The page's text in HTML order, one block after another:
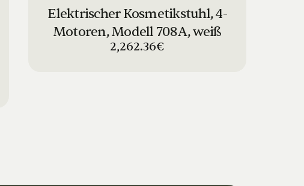
Elektrischer Kosmetikstuhl, 4-
Motoren, Modell 708A, weiß
2,262.36€